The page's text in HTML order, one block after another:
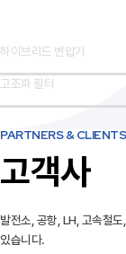
하이브리드 변압기
고조파 필터
PARTNERS & CLIENTS
고객사
발전소, 공항, LH, 고속철
있습니다.